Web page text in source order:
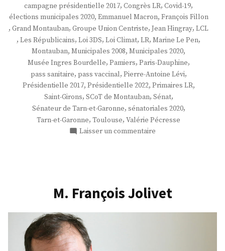
campagne présidentielle 2017, Congrès LR, Covid-19,
élections municipales 2020, Emmanuel Macron, François Fillon
, Grand Montauban, Groupe Union Centriste, Jean Hingray, LCL
, Les Républicains, Loi 3DS, Loi Climat, LR, Marine Le Pen,
Montauban, Municipales 2008, Municipales 2020,
Musée Ingres Bourdelle, Pamiers, Paris-Dauphine,
pass sanitaire, pass vaccinal, Pierre-Antoine Lévi,
Présidentielle 2017, Présidentielle 2022, Primaires LR,
Saint-Girons, SCoT de Montauban, Sénat,
Sénateur de Tarn-et-Garonne, sénatoriales 2020,
Tarn-et-Garonne, Toulouse, Valérie Pécresse
Laisser un commentaire
M. François Jolivet